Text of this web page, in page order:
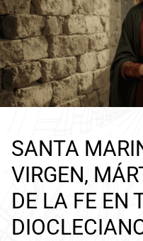
SANTA
VIRGEN,
DE LA FE EN